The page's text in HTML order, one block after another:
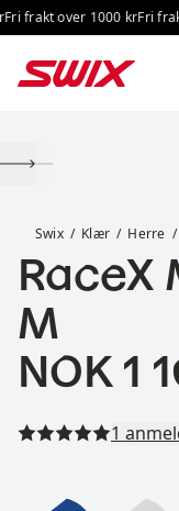
Hopp til innhold
frakt over 1000 krFri
Swix Klær Herre
RaceX
M
Pris:
NOK 1
Les alle
1